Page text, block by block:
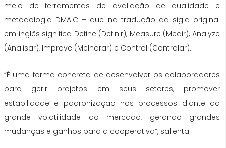
meio de ferramentas de avaliação de qualidade e
metodologia DMAIC – que na tradução da sigla original
em inglês significa Define (Definir), Measure (Medir), Analyze
(Analisar), Improve (Melhorar) e Control (Controlar).
“É uma forma concreta de desenvolver os colaboradores
para gerir projetos em seus setores, promover
estabilidade e padronização nos processos diante da
grande volatilidade do mercado, gerando grandes
mudanças e ganhos para a cooperativa”, salienta.